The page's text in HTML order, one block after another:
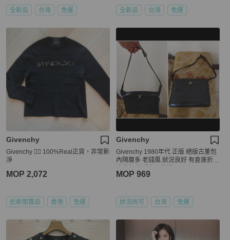
全新品 台灣 免運 全新品 台灣 免運
Givenchy
Givenchy 👍🏻 100%Real正貨，非常新
淨
MOP 2,072
近新閒置品 香港 免運
Givenchy
Givenchy 1980年代 正版 絕版古董包
內隔層多 老錢風 狀況良好 有倉庫折舊
MOP 969
狀況尚可 台灣 免運